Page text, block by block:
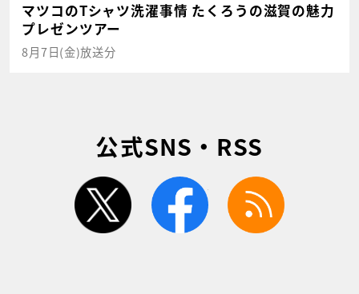
マツコのTシャツ洗濯事情 たくろうの滋賀の魅力
プレゼンツアー
8月7日(金)放送分
公式SNS・RSS
twitter facebook